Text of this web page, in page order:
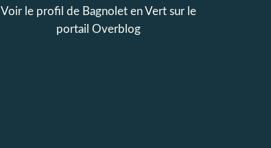
Voir le profil de Bagnolet en Vertsur le
portail Overblog